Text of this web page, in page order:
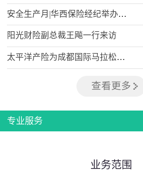
午，华西金控
党史、知党情
安全生产月|华西保险经纪举办应急消防安全知识培训
阳光财险副总裁王飚一行来访
太平洋产险为成都国际马拉松提供全方位保险保障
查看更多
专业服务
业务范围